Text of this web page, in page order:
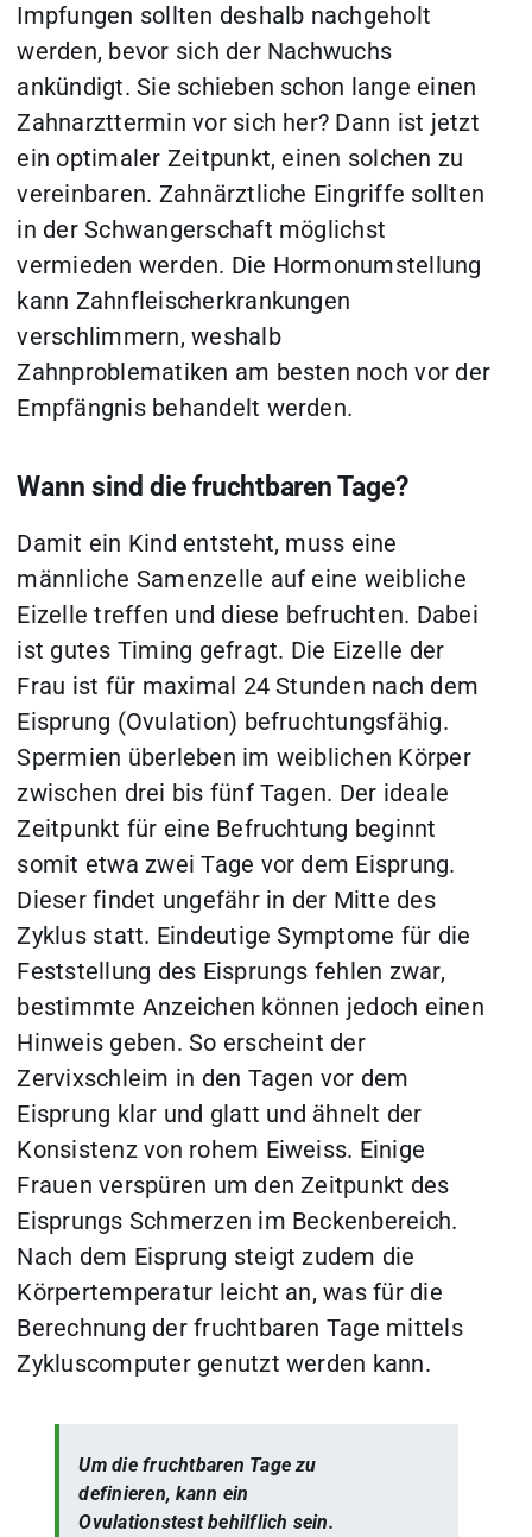
Impfungen sollten deshalb nachgeholt
werden, bevor sich der Nachwuchs
ankündigt. Sie schieben schon lange einen
Zahnarzttermin vor sich her? Dann ist jetzt
ein optimaler Zeitpunkt, einen solchen zu
vereinbaren. Zahnärztliche Eingriffe sollten
in der Schwangerschaft möglichst
vermieden werden. Die Hormonumstellung
kann Zahnfleischerkrankungen
verschlimmern, weshalb
Zahnproblematiken am besten noch vor der
Empfängnis behandelt werden.
Wann sind die fruchtbaren Tage?
Damit ein Kind entsteht, muss eine
männliche Samenzelle auf eine weibliche
Eizelle treffen und diese befruchten. Dabei
ist gutes Timing gefragt. Die Eizelle der
Frau ist für maximal 24 Stunden nach dem
Eisprung (Ovulation) befruchtungsfähig.
Spermien überleben im weiblichen Körper
zwischen drei bis fünf Tagen. Der ideale
Zeitpunkt für eine Befruchtung beginnt
somit etwa zwei Tage vor dem Eisprung.
Dieser findet ungefähr in der Mitte des
Zyklus statt. Eindeutige Symptome für die
Feststellung des Eisprungs fehlen zwar,
bestimmte Anzeichen können jedoch einen
Hinweis geben. So erscheint der
Zervixschleim in den Tagen vor dem
Eisprung klar und glatt und ähnelt der
Konsistenz von rohem Eiweiss. Einige
Frauen verspüren um den Zeitpunkt des
Eisprungs Schmerzen im Beckenbereich.
Nach dem Eisprung steigt zudem die
Körpertemperatur leicht an, was für die
Berechnung der fruchtbaren Tage mittels
Zykluscomputer genutzt werden kann.
Um die fruchtbaren Tage zu
definieren, kann ein
Ovulationstest behilflich sein.